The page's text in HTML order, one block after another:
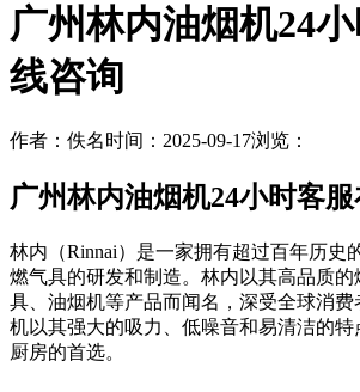
广州林内油烟机24
线咨询
作者：佚名时间：2025-09-17浏览：
广州林内油烟机24小时客
林内（Rinnai）是一家拥有超过百年历史
燃气具的研发和制造。林内以其高品质
具、油烟机等产品而闻名，深受全球消
机以其强大的吸力、低噪音和易清洁的
厨房的首选。